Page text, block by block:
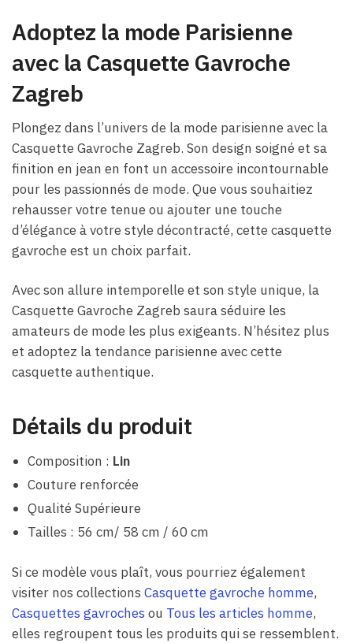
Adoptez la mode Parisienne
avec la Casquette Gavroche
Zagreb
Plongez dans l’univers de la mode parisienne avec la
Casquette Gavroche Zagreb. Son design soigné et sa
finition en jean en font un accessoire incontournable
pour les passionnés de mode. Que vous souhaitiez
rehausser votre tenue ou ajouter une touche
d’élégance à votre style décontracté, cette casquette
gavroche est un choix parfait.
Avec son allure intemporelle et son style unique, la
Casquette Gavroche Zagreb saura séduire les
amateurs de mode les plus exigeants. N’hésitez plus
et adoptez la tendance parisienne avec cette
casquette authentique.
Détails du produit
Composition : Lin
Couture renforcée
Qualité Supérieure
Tailles : 56 cm/ 58 cm / 60 cm
Si ce modèle vous plaît, vous pourriez également
visiter nos collections Casquette gavroche homme,
Casquettes gavroches ou Tous les articles homme,
elles regroupent tous les produits qui se ressemblent.